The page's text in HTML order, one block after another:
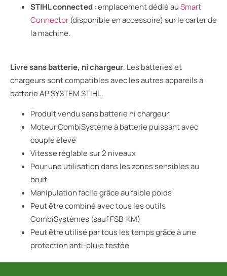
STIHL connected: emplacement dédié auSmart
Connector (disponible en accessoire) sur le carter de
la machine.
Livré sans batterie, ni chargeur. Les batteries et
chargeurs sont compatibles avec les autres appareils à
batterie AP SYSTEM STIHL.
Produit vendu sans batterie ni chargeur
Moteur CombiSystème à batterie puissant avec
couple élevé
Vitesse réglable sur 2 niveaux
Pour une utilisation dans les zones sensibles au
bruit
Manipulation facile grâce au faible poids
Peut être combiné avec tous les outils
CombiSystèmes (sauf FSB-KM)
Peut être utilisé par tous les temps grâce à une
protection anti-pluie testée